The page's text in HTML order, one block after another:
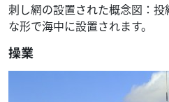
刺し網の設置された概念図：
な形で海中に設置されます。
操業